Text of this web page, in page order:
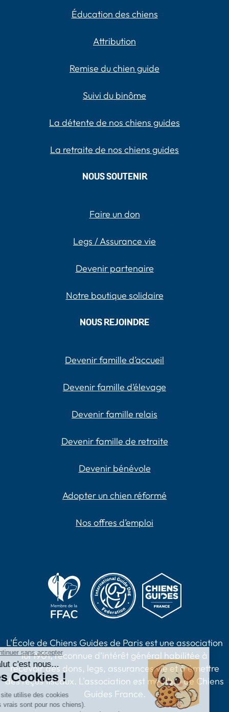
Éducation des chiens
Attribution
Remise du chien guide
Suivi du binôme
La détente de nos chiens guides
La retraite de nos chiens guides
NOUS SOUTENIR
Faire un don
Legs / Assurance vie
Devenir partenaire
Notre boutique solidaire
NOUS REJOINDRE
Devenir famille d’accueil
Devenir famille d’élevage
Devenir famille relais
Devenir famille de retraite
Devenir bénévole
Adopter un chien réformé
Nos offres d’emploi
L'École de Chiens Guides de Paris est une association
loi 1901, reconnue d'intérêt général habilitée à
recevoir des dons, legs, assurances vie et à émettre
des reçus fiscaux. L'association est membre de Chiens
Guides France.